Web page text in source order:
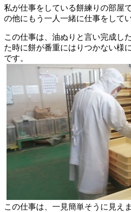
私が仕事をしている餅練りの部屋
の他にもう一人一緒に仕事をして
この仕事は、油ぬりと言い完成し
た時に餅が番重にはりつかない様
です。
この仕事は、一見簡単そうに見え